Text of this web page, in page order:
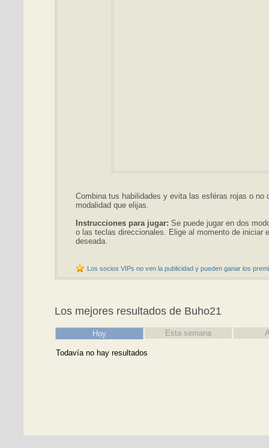
Combina tus habilidades y evita las esféras rojas o no
modalidad que elijas.
Instrucciones para jugar: Se puede jugar en dos
o las teclas direccionales. Elige al momento de iniciar
deseada.
Los socios VIPs no ven la publicidad y pueden ganar los
Los mejores resultados de Buho21
Hoy Esta semana
Todavía no hay resultados